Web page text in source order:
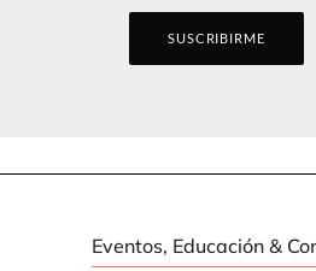
SUSCRIBIRME
Eventos, Educación &